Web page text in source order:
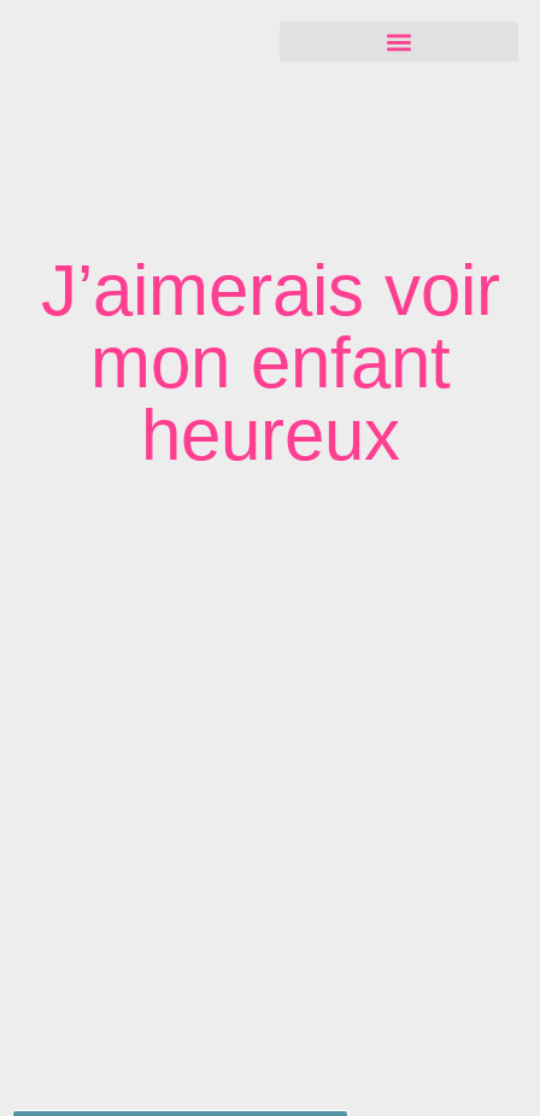
J’aimerais voir
mon enfant
heureux